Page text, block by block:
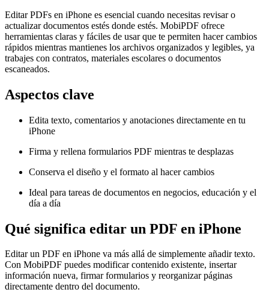
Editar PDFs en iPhone es esencial cuando necesitas revisar o
actualizar documentos estés donde estés. MobiPDF ofrece
herramientas claras y fáciles de usar que te permiten hacer cambios
rápidos mientras mantienes los archivos organizados y legibles, ya
trabajes con contratos, materiales escolares o documentos
escaneados.
Aspectos clave
Edita texto, comentarios y anotaciones directamente en tu
iPhone
Firma y rellena formularios PDF mientras te desplazas
Conserva el diseño y el formato al hacer cambios
Ideal para tareas de documentos en negocios, educación y el
día a día
Qué significa editar un PDF en iPhone
Editar un PDF en iPhone va más allá de simplemente añadir texto.
Con MobiPDF puedes modificar contenido existente, insertar
información nueva, firmar formularios y reorganizar páginas
directamente dentro del documento.